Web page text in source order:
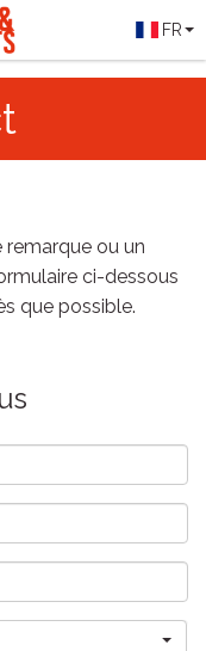
FR
remarque ou un
ci-dessous
que possible.